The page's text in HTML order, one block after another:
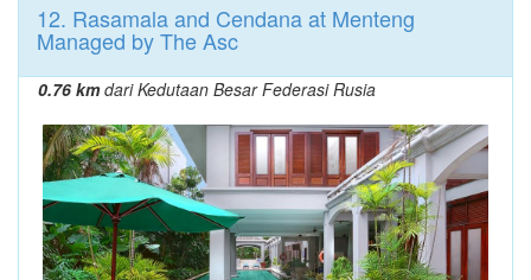
12. Rasamala and Cendana at Menteng
Managed by The Asc
0.76 kmdari Kedutaan Besar Federasi Rusia